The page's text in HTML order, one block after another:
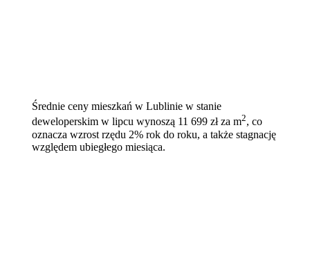
Średnie ceny mieszkań w Lublinie w stanie
deweloperskim w lipcu wynoszą 11 699 zł za m2, co
oznacza wzrost rzędu 2% rok do roku, a także stagnację
względem ubiegłego miesiąca.